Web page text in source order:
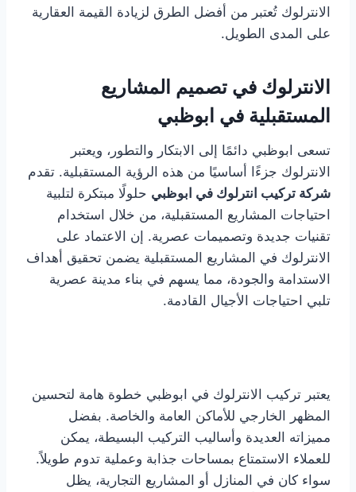
الانترلوك تُعتبر من أفضل الطرق لزيادة القيمة العقارية
على المدى الطويل.
الانترلوك في تصميم المشاريع
المستقبلية في ابوظبي
تسعى ابوظبي دائمًا إلى الابتكار والتطور، ويعتبر
الانترلوك جزءًا أساسيًا من هذه الرؤية المستقبلية. تقدم
شركة تركيب انترلوك في ابوظبي حلولًا مبتكرة لتلبية
احتياجات المشاريع المستقبلية، من خلال استخدام
تقنيات جديدة وتصميمات عصرية. إن الاعتماد على
الانترلوك في المشاريع المستقبلية يضمن تحقيق أهداف
الاستدامة والجودة، مما يسهم في بناء مدينة عصرية
تلبي احتياجات الأجيال القادمة.
يعتبر تركيب الانترلوك في ابوظبي خطوة هامة لتحسين
المظهر الخارجي للأماكن العامة والخاصة. بفضل
مميزاته العديدة وأساليب التركيب البسيطة، يمكن
للعملاء الاستمتاع بمساحات جذابة وعملية تدوم طويلاً.
سواء كان في المنازل أو المشاريع التجارية، يظل